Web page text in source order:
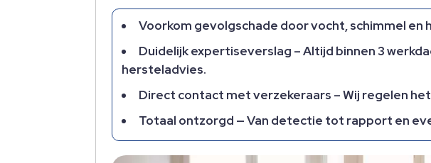
Voorkom gevolgschade door vocht, schimmel
Duidelijk expertiseverslag – Altijd binnen 3
hersteladvies.​
Direct contact met verzekeraars – Wij regelen
Totaal ontzorgd — Van detectie tot rapport en